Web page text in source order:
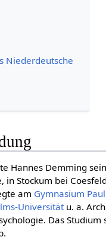
Niederdeutsche
Hannes Demming
in Stockum bei
am Gymnasium
Universitätu. a.
Das